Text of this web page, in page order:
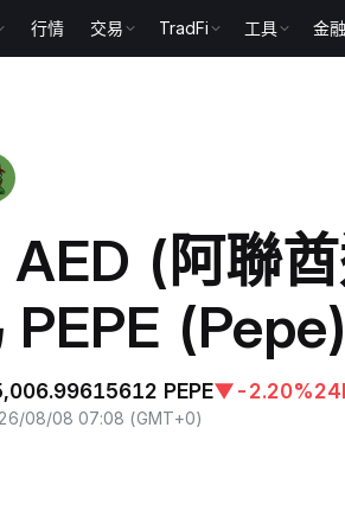
行情 交易 TradFi 工具 金融
(阿聯
PEPE (Pepe)
PEPE▼-2.20%
08/08 07:08 (GMT+0)